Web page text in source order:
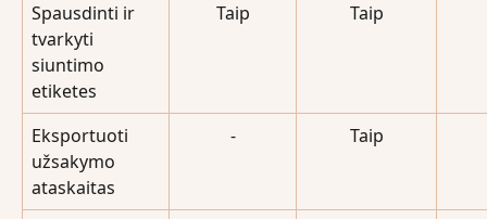
Spausdinti ir
tvarkyti
siuntimo
etiketes
Taip Taip
Eksportuoti
užsakymo
ataskaitas
- Taip